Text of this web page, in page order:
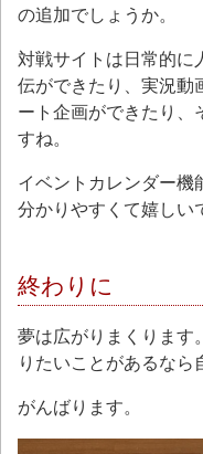
の追加でしょうか。
対戦サイトは日常的に
伝ができたり、実況動
ート企画ができたり、
すね。
イベントカレンダー機
分かりやすくて嬉しい
終わりに
夢は広がりまくります
りたいことがあるなら
がんばります。